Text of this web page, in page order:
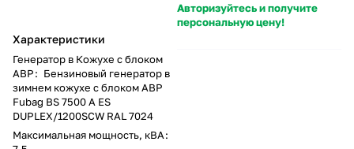
Характеристики
Генератор в Кожухе с блоком
АВР: Бензиновый генератор в
зимнем кожухе с блоком АВР
Fubag BS 7500 A ES
DUPLEX/1200SCW RAL 7024
Максимальная мощность, кВА:
Авторизуйтесь и получите
персональную цену!